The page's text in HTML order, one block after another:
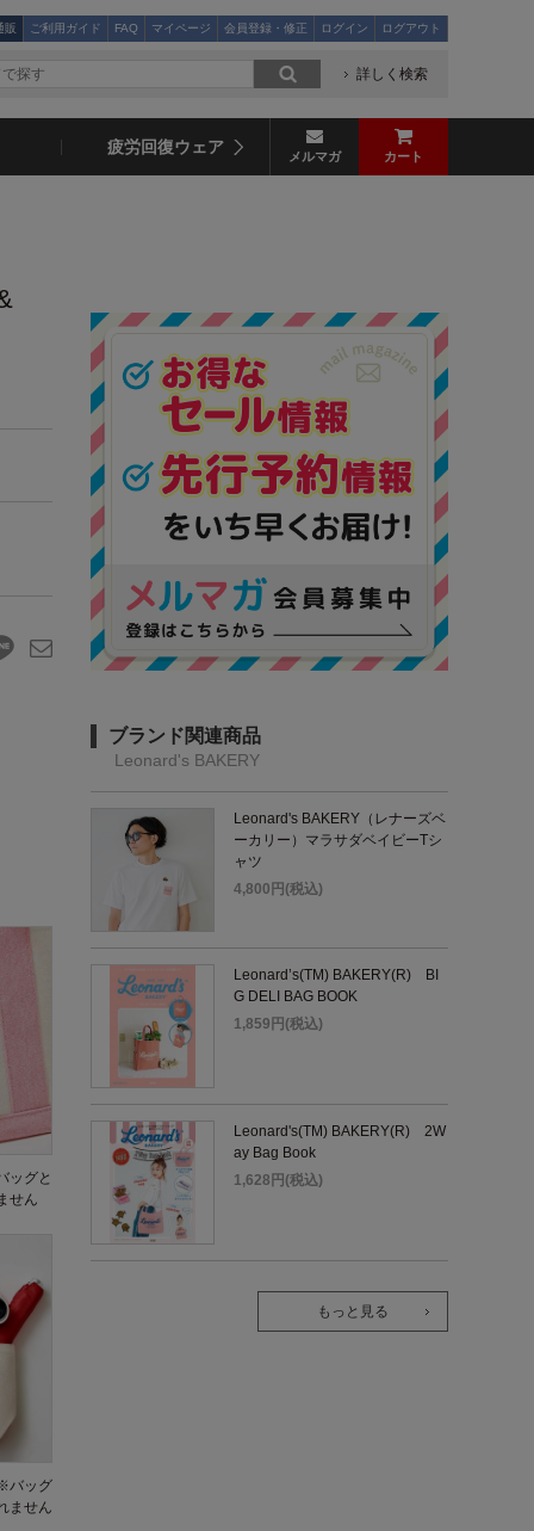
販 ご利用ガイド FAQ マイページ 会員登録・修正 ログイン ログアウト
詳しく検索
疲労回復ウェア メルマガ カート
ッグと
せん
バッグ
ません
ブランド関連商品
Leonard's BAKERY
Leonard's BAKERY（レナーズベ
ーカリー）マラサダベイビーTシ
ャツ
4,800円(税込)
Leonard’s(TM) BAKERY(R) BI
G DELI BAG BOOK
1,859円(税込)
Leonard's(TM) BAKERY(R) 2W
ay Bag Book
1,628円(税込)
もっと見る